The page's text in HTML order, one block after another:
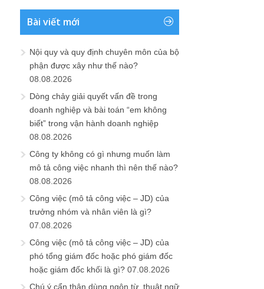
Bài viết mới
Nội quy và quy định chuyên môn của bộ
phận được xây như thế nào?
08.08.2026
Dòng chảy giải quyết vấn đề trong
doanh nghiệp và bài toán “em không
biết” trong vận hành doanh nghiệp
08.08.2026
Công ty không có gì nhưng muốn làm
mô tả công việc nhanh thì nên thế nào?
08.08.2026
Công việc (mô tả công việc – JD) của
trưởng nhóm và nhân viên là gì?
07.08.2026
Công việc (mô tả công việc – JD) của
phó tổng giám đốc hoặc phó giám đốc
hoặc giám đốc khối là gì? 07.08.2026
Chú ý cẩn thận dùng ngôn từ, thuật ngữ